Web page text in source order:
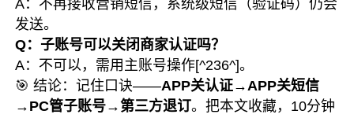
A：不再接收营销短信，系统级短信（验证码）仍会
发送。
Q：子账号可以关闭商家认证吗？
A：不可以，需用主账号操作[^236^]。
🎯 结论：记住口诀——APP关认证→APP关短信
→PC管子账号→第三方退订。把本文收藏，10分钟